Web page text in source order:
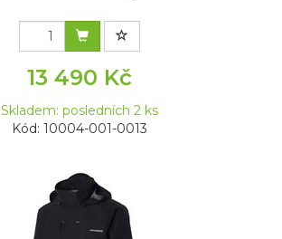
13 490 Kč
Skladem: posledních 2 ks
Kód: 10004-001-0013